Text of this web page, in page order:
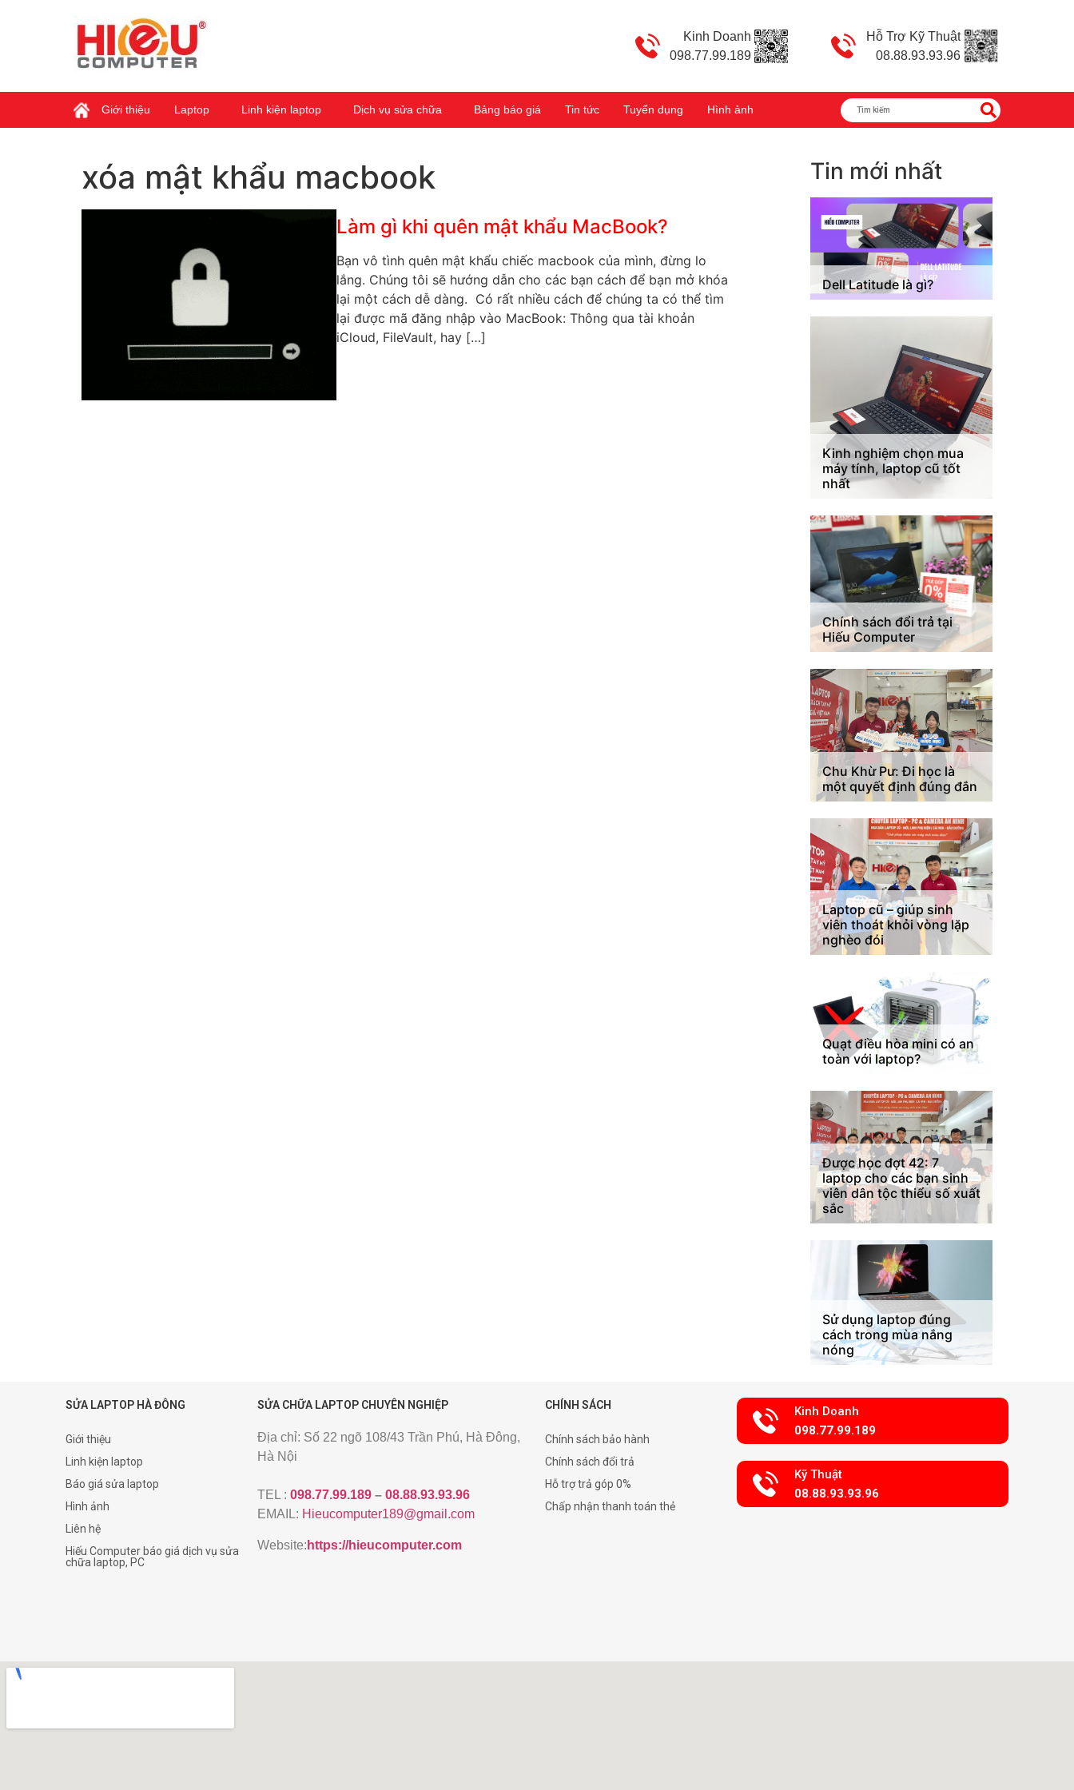
Kinh Doanh
098.77.99.189
Hỗ Trợ Kỹ Thuật
08.88.93.93.96
Giới thiệu Laptop Linh kiện laptop Dịch vụ sửa chữa Bảng báo giá Tin tức Tuyển dụng Hình ảnh
xóa mật khẩu macbook
Làm gì khi quên mật khẩu MacBook?
Bạn vô tình quên mật khẩu chiếc macbook của mình, đừng lo
lắng. Chúng tôi sẽ hướng dẫn cho các bạn cách để bạn mở khóa
lại một cách dễ dàng. Có rất nhiều cách để chúng ta có thể tìm
lại được mã đăng nhập vào MacBook: Thông qua tài khoản
iCloud, FileVault, hay […]
Tin mới nhất
Dell Latitude là gì?
Kinh nghiệm chọn mua
máy tính, laptop cũ tốt
nhất
Chính sách đổi trả tại
Hiếu Computer
Chu Khừ Pư: Đi học là
một quyết định đúng đắn
Laptop cũ – giúp sinh
viên thoát khỏi vòng lặp
nghèo đói
Quạt điều hòa mini có an
toàn với laptop?
Được học đợt 42: 7
laptop cho các bạn sinh
viên dân tộc thiểu số xuất
sắc
Sử dụng laptop đúng
cách trong mùa nắng
nóng
SỬA LAPTOP HÀ ĐÔNG
Giới thiệu
Linh kiện laptop
Báo giá sửa laptop
Hình ảnh
Liên hệ
Hiếu Computer báo giá dịch vụ sửa
chữa laptop, PC
SỬA CHỮA LAPTOP CHUYÊN NGHIỆP
Địa chỉ: Số 22 ngõ 108/43 Trần Phú, Hà Đông,
Hà Nội
TEL : 098.77.99.189 – 08.88.93.93.96
EMAIL: Hieucomputer189@gmail.com
Website: https://hieucomputer.com
CHÍNH SÁCH
Chính sách bảo hành
Chính sách đổi trả
Hỗ trợ trả góp 0%
Chấp nhận thanh toán thẻ
Kinh Doanh
098.77.99.189
Kỹ Thuật
08.88.93.93.96